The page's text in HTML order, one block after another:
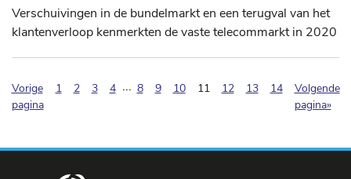
Verschuivingen in de bundelmarkt en een terugval van het
klantenverloop kenmerkten de vaste telecommarkt in 2020
Vorige
pagina
1 2 3 4 ... 8 9 10 11(pagination.current)
12 13 14
Volgende
pagina»